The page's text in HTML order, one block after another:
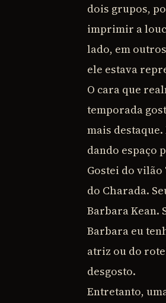
dois grupos,
imprimir a
lado, em
ele estava
O cara que
temporada
mais
dando espaço
Gostei do vilão
do Charada.
Barbara Kean.
Barbara eu
atriz ou do
desgosto.
Entretanto,